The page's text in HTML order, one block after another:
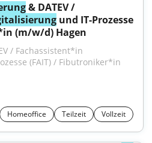
& DATEV /
und IT-Prozesse
(m/w/d) Hagen
(FAIT) / Fibutroniker*in
Homeoffice Teilzeit Vollzeit